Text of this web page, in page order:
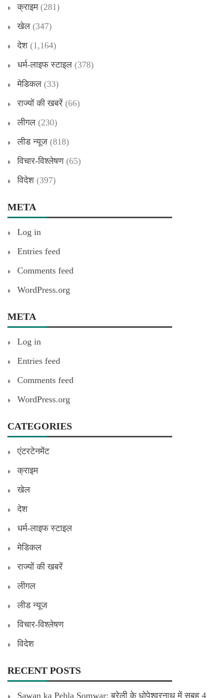
क्राइम(281)
खेल (347)
देश (1,164)
धर्म-लाइफ स्टाइल (378)
मेडिकल (33)
राज्यों की खबरें (66)
लीगल (230)
लीड न्यूज (818)
विचार-विश्लेषण(65)
विदेश (397)
META
Log in
Entries feed
Comments feed
WordPress.org
META
Log in
Entries feed
Comments feed
WordPress.org
CATEGORIES
एंटरटेनमेंट
क्राइम
खेल
देश
धर्म-लाइफ स्टाइल
मेडिकल
राज्यों की खबरें
लीगल
लीड न्यूज
विचार-विश्लेषण
विदेश
RECENT POSTS
Sawan ka Pehla Somwar: बरेली के धोपेश्वरनाथ में सुबह 4